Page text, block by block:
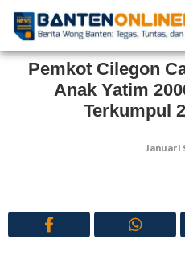
Pemkot Cilegon
Anak Yatim
Terkumpul
Januari